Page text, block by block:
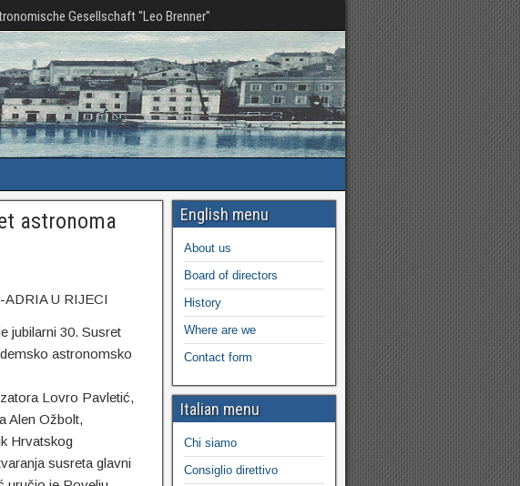
Gesellschaft "Leo Brenner"
astronoma
U RIJECI
jubilarni 30. Susret
astronomsko
Lovro Pavletić,
Alen Ožbolt,
Hrvatskog
susreta glavni
English menu
About us
Board of directors
History
Where are we
Contact form
Italian menu
Chi siamo
Consiglio direttivo